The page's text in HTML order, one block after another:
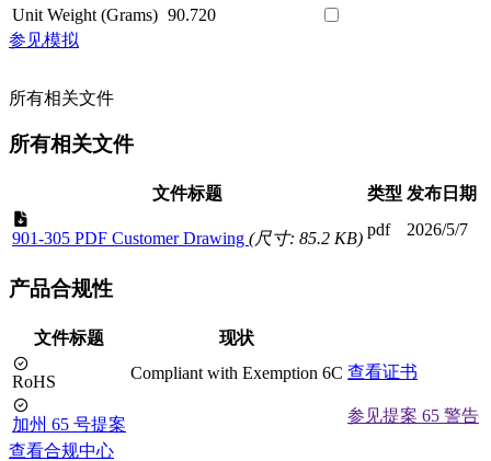
Unit Weight (Grams) 90.720
参见模拟
所有相关文件
所有相关文件
文件标题 类型 发布日期
901-305 PDF Customer Drawing (尺寸: 85.2 KB) pdf 2026/5/7
产品合规性
文件标题 现状
RoHS Compliant with Exemption 6C 查看证书
加州 65 号提案
参见提案 65 警告
查看合规中心